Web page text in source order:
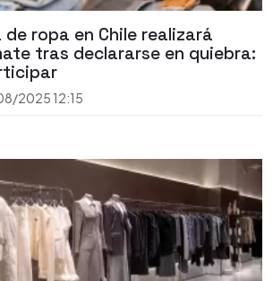
ropa en Chile realizará
tras declararse en quiebra:
2025 12:15